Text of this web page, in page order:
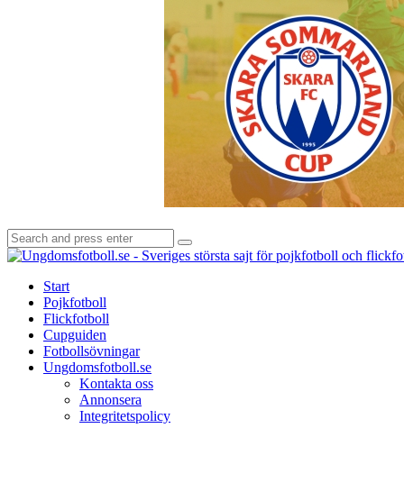
Search
for:
Search
Start
Pojkfotboll
Flickfotboll
Cupguiden
Fotbollsövningar
Ungdomsfotboll.se
Kontakta oss
Annonsera
Integritetspolicy